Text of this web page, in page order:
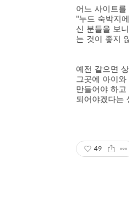
어느 사이트
"누드 숙박지
신 분들을 보
는 것이 좋지
예전 같으면
그곳에 아이
만들어야 하
되어야겠다는
49